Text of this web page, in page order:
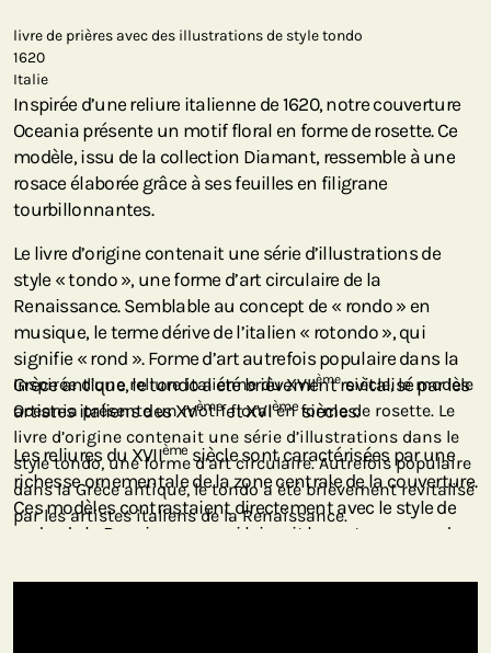
livre de prières avec des illustrations de style tondo
1620
Italie
Inspirée d’une reliure italienne de 1620, notre couverture
Oceania présente un motif floral en forme de rosette. Ce
modèle, issu de la collection Diamant, ressemble à une
rosace élaborée grâce à ses feuilles en filigrane
tourbillonnantes.
Le livre d’origine contenait une série d’illustrations de
style « tondo », une forme d’art circulaire de la
Renaissance. Semblable au concept de « rondo » en
musique, le terme dérive de l’italien « rotondo », qui
signifie « rond ». Forme d’art autrefois populaire dans la
Grèce antique, le tondo a été brièvement revitalisé par les
artistes italiens des XVèmeet XVIèmesiècles.
Les reliures du XVIIèmesiècle sont caractérisées par une
richesse ornementale de la zone centrale de la couverture.
Ces modèles contrastaient directement avec le style de
cadre de la Renaissance, qui laissait le centre en grande
formant un diamant en son centre, cette couverture est
Inspirée d’une reliure italienne du XVIIèmesiècle, le modèle
Oceania présente un motif floral en forme de rosette. Le
livre d’origine contenait une série d’illustrations dans le
style tondo, une forme d’art circulaire. Autrefois populaire
dans la Grèce antique, le tondo a été brièvement revitalisé
par les artistes italiens de la Renaissance.